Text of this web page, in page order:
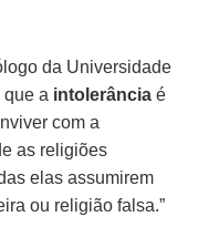
da Universidade
que a intolerância é
com a
as religiões
elas assumirem
ou religião falsa.”